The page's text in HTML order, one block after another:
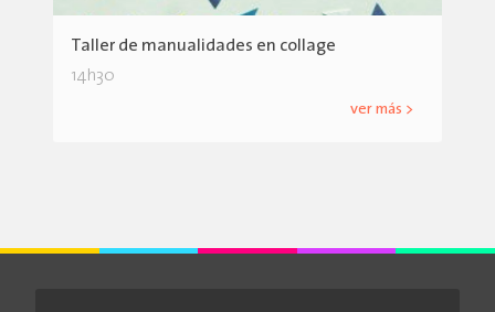
Taller de manualidades en collage
14h30
ver más >